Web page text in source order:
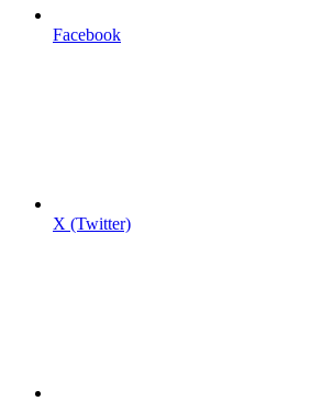
Facebook
X (Twitter)